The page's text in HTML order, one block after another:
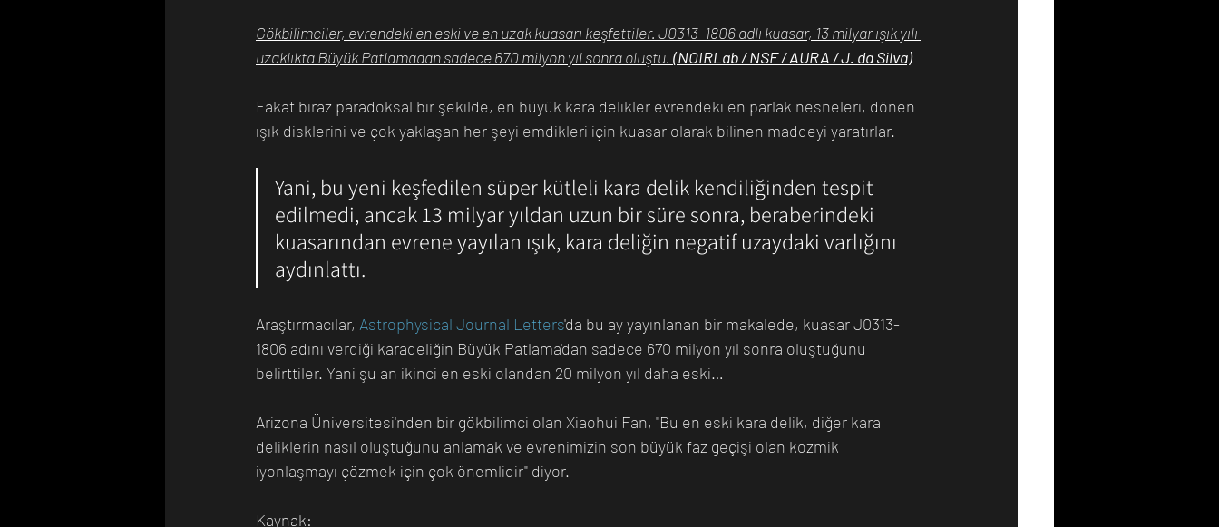
Gökbilimciler, evrendeki en eski ve en uzak kuasarı keşfettiler. J0313-1806 adlı kuasar, 13 milyar ışık yılı
uzaklıkta Büyük Patlamadan sadece 670 milyon yıl sonra oluştu. (NOIRLab / NSF / AURA / J. da Silva)
Fakat biraz paradoksal bir şekilde, en büyük kara delikler evrendeki en parlak nesneleri, dönen
ışık disklerini ve çok yaklaşan her şeyi emdikleri için kuasar olarak bilinen maddeyi yaratırlar.
Yani, bu yeni keşfedilen süper kütleli kara delik kendiliğinden tespit
edilmedi, ancak 13 milyar yıldan uzun bir süre sonra, beraberindeki
kuasarından evrene yayılan ışık, kara deliğin negatif uzaydaki varlığını
aydınlattı.
Araştırmacılar, Astrophysical Journal Letters'da bu ay yayınlanan bir makalede, kuasar J0313-
1806 adını verdiği karadeliğin Büyük Patlama'dan sadece 670 milyon yıl sonra oluştuğunu
belirttiler. Yani şu an ikinci en eski olandan 20 milyon yıl daha eski…
Arizona Üniversitesi'nden bir gökbilimci olan Xiaohui Fan, "Bu en eski kara delik, diğer kara
deliklerin nasıl oluştuğunu anlamak ve evrenimizin son büyük faz geçişi olan kozmik
iyonlaşmayı çözmek için çok önemlidir" diyor.
Kaynak: